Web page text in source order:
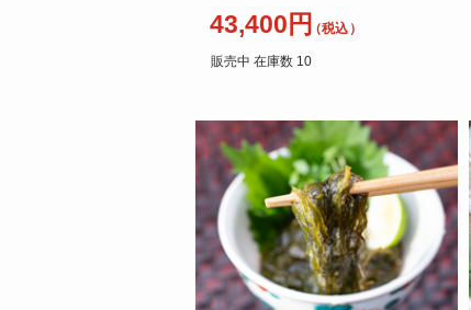
43,400円（税込）
販売中 在庫数 10